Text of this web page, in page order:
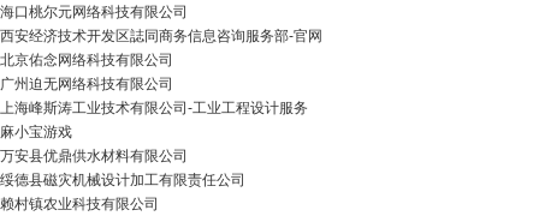
海口桃尔元网络科技有限公司
西安经济技术开发区誌同商务信息咨询服务部-官网
北京佑念网络科技有限公司
广州迫无网络科技有限公司
上海峰斯涛工业技术有限公司-工业工程设计服务
麻小宝游戏
万安县优鼎供水材料有限公司
绥德县磁灾机械设计加工有限责任公司
赖村镇农业科技有限公司